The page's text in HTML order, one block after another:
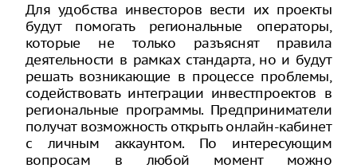
Для удобства инвесторов вести их проекты
будут помогать региональные операторы,
которые не только разъяснят правила
деятельности в рамках стандарта, но и будут
решать возникающие в процессе проблемы,
содействовать интеграции инвестпроектов в
региональные программы. Предприниматели
получат возможность открыть онлайн-кабинет
с личным аккаунтом. По интересующим
вопросам в любой момент можно